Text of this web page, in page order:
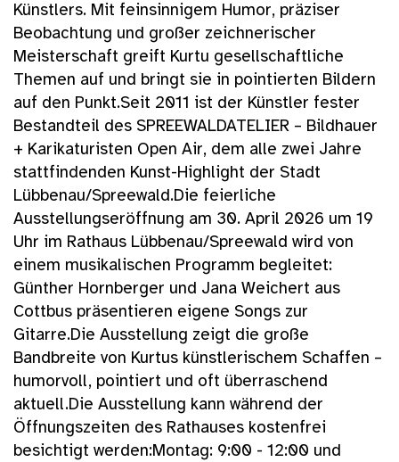
Künstlers. Mit feinsinnigem Humor, präziser
Beobachtung und großer zeichnerischer
Meisterschaft greift Kurtu gesellschaftliche
Themen auf und bringt sie in pointierten Bildern
auf den Punkt.Seit 2011 ist der Künstler fester
Bestandteil des SPREEWALDATELIER – Bildhauer
+ Karikaturisten Open Air, dem alle zwei Jahre
stattfindenden Kunst-Highlight der Stadt
Lübbenau/Spreewald.Die feierliche
Ausstellungseröffnung am 30. April 2026 um 19
Uhr im Rathaus Lübbenau/Spreewald wird von
einem musikalischen Programm begleitet:
Günther Hornberger und Jana Weichert aus
Cottbus präsentieren eigene Songs zur
Gitarre.Die Ausstellung zeigt die große
Bandbreite von Kurtus künstlerischem Schaffen –
humorvoll, pointiert und oft überraschend
aktuell.Die Ausstellung kann während der
Öffnungszeiten des Rathauses kostenfrei
besichtigt werden:Montag: 9:00 - 12:00 und